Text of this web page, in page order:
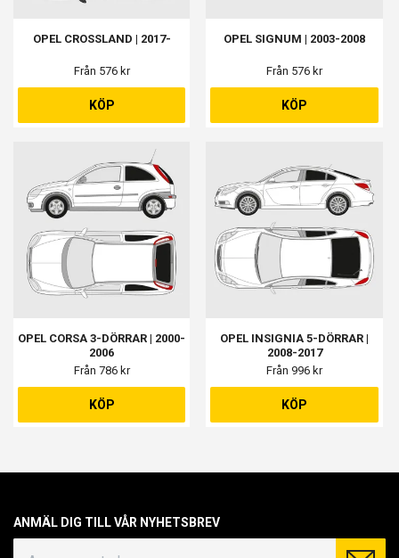
OPEL CROSSLAND | 2017-
Från 576 kr
KÖP
OPEL SIGNUM | 2003-2008
Från 576 kr
KÖP
OPEL CORSA 3-DÖRRAR | 2000-
2006
Från 786 kr
KÖP
OPEL INSIGNIA 5-DÖRRAR |
2008-2017
Från 996 kr
KÖP
ANMÄL DIG TILL VÅR NYHETSBREV